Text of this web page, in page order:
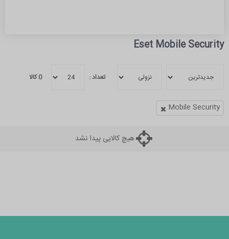
Eset Mobile Security
تعداد : 0کالا
Mobile Security
هیچ کالایی پیدا نشد